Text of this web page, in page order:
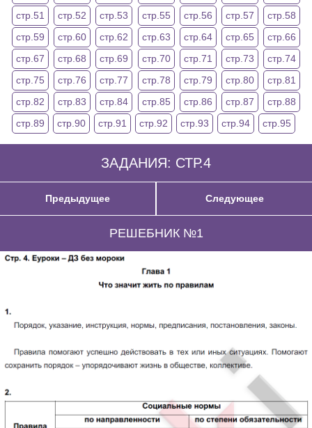
стр.51
стр.52 стр.53 стр.55 стр.56 стр.57
стр.58
стр.59
стр.60 стр.62 стр.63 стр.64 стр.65
стр.66
стр.67
стр.68 стр.69 стр.70 стр.71 стр.73
стр.74
стр.75
стр.76 стр.77 стр.78 стр.79 стр.80
стр.81
стр.82
стр.83 стр.84 стр.85 стр.86 стр.87
стр.88
стр.89
стр.90 стр.91 стр.92 стр.93 стр.94 стр.95
ЗАДАНИЯ: СТР.4
Предыдущее Следующее
РЕШЕБНИК №1